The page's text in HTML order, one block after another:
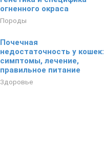
огненного окраса
Породы
Почечная
недостаточность у кошек:
симптомы, лечение,
правильное питание
Здоровье